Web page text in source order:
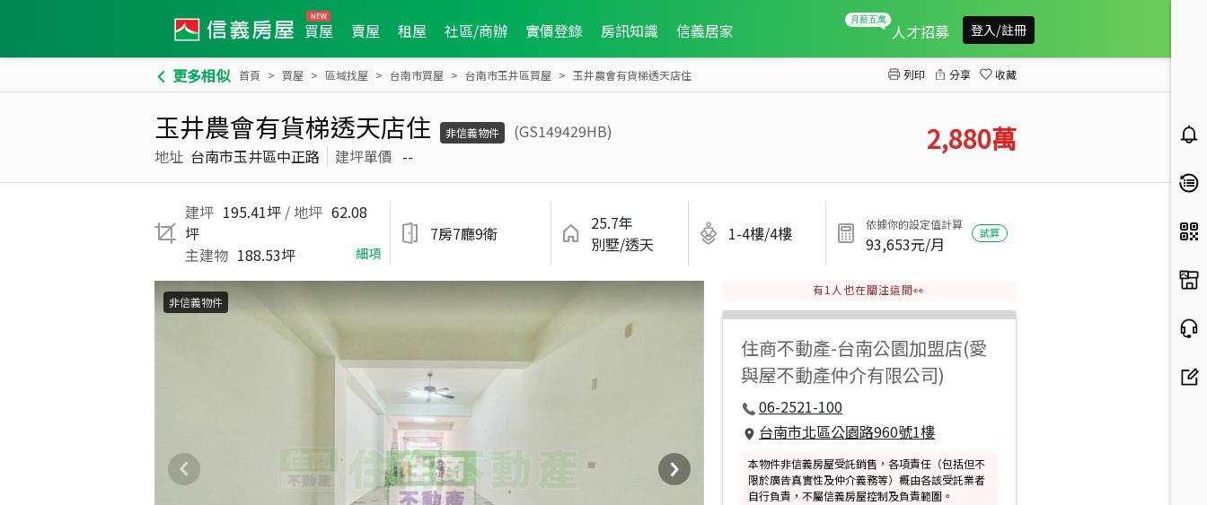
買屋 賣屋 租屋 社區/商辦 實價登錄 房訊知識 信義居家 人才招募 登入/註冊
更多相似 首頁 買屋 區域找屋 台南市買屋 台南市玉井區買屋 玉井農會有貨梯透天店住 列印 分享 收藏
玉井農會有貨梯透天店住 非信義物件
(GS149429HB)
地址 台南市玉井區中正路 建坪單價 -- 2,880萬
建坪 195.41坪 / 地坪 62.08
坪
主建物 188.53坪 細項
7房7廳9衛
25.7年
別墅/透天
1-4樓/4樓 依據你的設定值計算
93,653元/月
試算
非信義物件
有1 人也在關注這間👀
住商不動產-台南公園加盟店(愛
與屋不動產仲介有限公司)
06-2521-100
台南市北區公園路960號1樓
本物件非信義房屋受託銷售，各項責任（包括但不
限於廣告真實性及仲介義務等）概由各該受託業者
自行負責，不屬信義房屋控制及負責範圍。